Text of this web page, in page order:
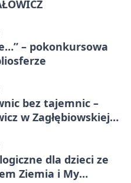
– pokonkursowa
bez tajemnic –
w Zagłębiowskiej
dla dzieci ze
Ziemia i My